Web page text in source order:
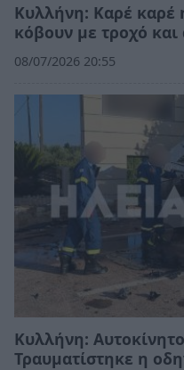
Κυλλήνη: Καρέ καρέ
κόβουν με τροχό
08/07/2026 20:55
Κυλλήνη:
Τραυματίστηκε η